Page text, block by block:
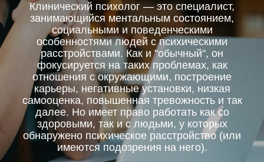
Клинический психолог — это специалист,
занимающийся ментальным состоянием,
социальными и поведенческими
особенностями людей с психическими
расстройствами. Как и "обычный", он
фокусируется на таких проблемах, как
отношения с окружающими, построение
карьеры, негативные установки, низкая
самооценка, повышенная тревожность и так
далее. Но имеет право работать как со
здоровыми, так и с людьми, у которых
обнаружено психическое расстройство (или
имеются подозрения на него).